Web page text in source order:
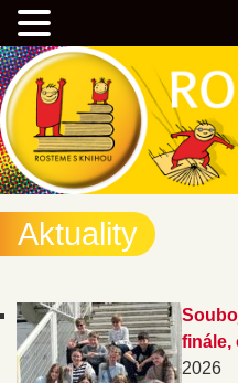
Přejít
k
hlavnímu
obsahu
webu
Kampaň na podporu četby knih
Aktuality
finále,
2026